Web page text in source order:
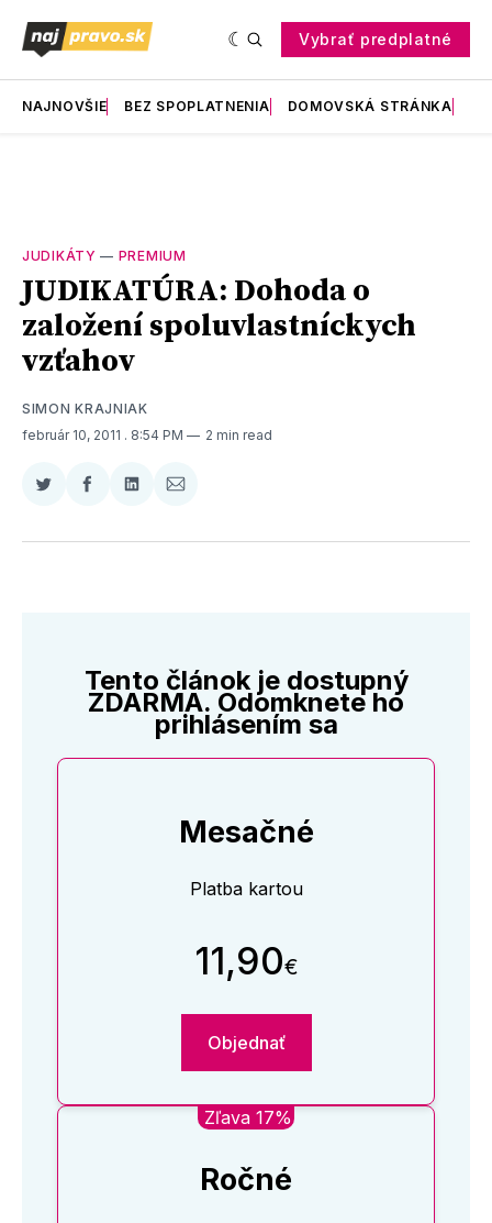
Vybrať predplatné
NAJNOVŠIE BEZ SPOPLATNENIA DOMOVSKÁ STRÁNKA
JUDIKÁTY — PREMIUM
JUDIKATÚRA: Dohoda o
založení spoluvlastníckych
vzťahov
SIMON KRAJNIAK
február 10, 2011 . 8:54 PM 2 min read
Zdieľať
Twitter
Zdieľať
Facebooku
Zdieľať
LinkedIne
Zdieľať
E-
Tento článok je dostupný
ZDARMA. Odomknete ho
prihlásením sa
Mesačné
Platba kartou
11,90€
Objednať
Zľava 17%
Ročné